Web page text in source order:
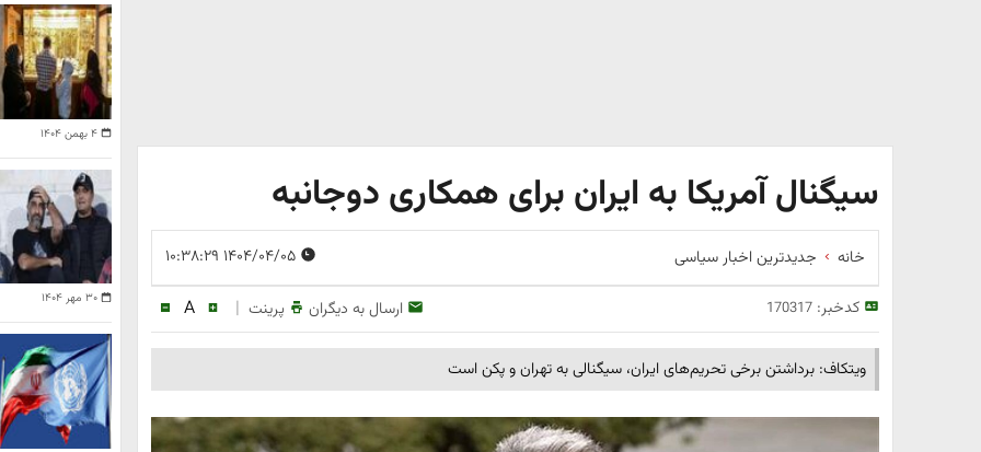
سیگنال آمریکا به ایران برای همکاری دوجانبه
خانه جدیدترین اخبار سیاسی
کدخبر:170317 ارسال به دیگران پرینت |
A
ویتکاف: برداشتن برخی تحریم‌های ایران، سیگنالی به تهران و پکن است
۴ بهمن ۱۴۰۴
۳۰ مهر ۱۴۰۴